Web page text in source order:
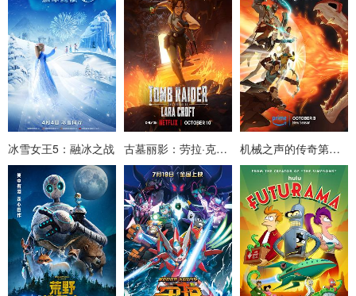
冰雪女王5：融冰之战 古墓丽影：劳拉·克劳馥传奇 机械之声的传奇第三季